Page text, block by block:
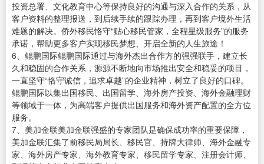
投资总署、文化教育中心等保持良好的沟通与深入合作的关系，从
客户资料的整理报送，到后续手续的跟踪办理，再到客户境外生活
难题的解决。侨外移民恪守“贴心移民管家，全程星级服务”的服务
承诺，帮助更多客户实现移民梦想、开启全新的人生旅途！
6、鲲鹏国际鲲鹏国际通过与海外杰出合作方的强强联手，建立长
久和稳固的合作关系，源源不断地向市场推出安全和稳妥的项目，
一直坚守“恪守诚信，追求卓越”的企业精神，树立了良好的口碑。
鲲鹏国际以集出国移民、出国留学、海外房产投资、海外金融理财
等领域于一体，为高端客户提供出国服务和海外资产配置的全方位
服务。
7、美加金联美加金联强盛的专家团队是确保成功率的重要保障，
美加金联汇集了前移民局局长、移民官、持牌大律师、海外金融专
家、海外房产专家、海外教育专家、移民留学专家、注册会计师、